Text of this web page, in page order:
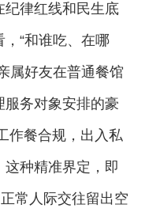
纪律红线和民生底
“和谁吃、在哪
属好友在普通餐馆
服务对象安排的豪
作餐合规，出入私
这种精准界定，即
常人际交往留出空